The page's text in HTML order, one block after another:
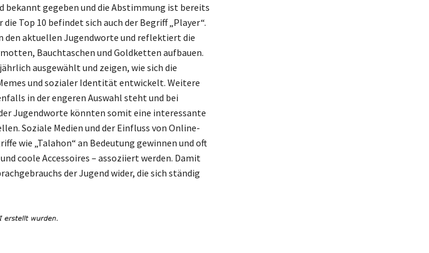
bekannt gegeben und die Abstimmung ist bereits
Top 10 befindet sich auch der Begriff „Player“.
den aktuellen Jugendworte und reflektiert die
Bauchtaschen und Goldketten aufbauen.
ausgewählt und zeigen, wie sich die
und sozialer Identität entwickelt. Weitere
in der engeren Auswahl steht und bei
Jugendworte könnten somit eine interessante
Soziale Medien und der Einfluss von Online-
wie „Talahon“ an Bedeutung gewinnen und oft
coole Accessoires – assoziiert werden. Damit
der Jugend wider, die sich ständig